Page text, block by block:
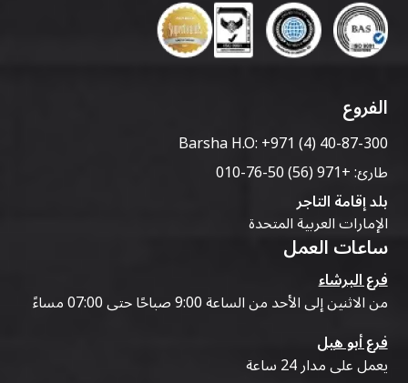
الفروع
Barsha H.O:+971 (4) 40-87-300
طارئ:+971 (56) 50-76-010
بلد إقامة التاجر
الإمارات العربية المتحدة
ساعات العمل
فرع البرشاء
من الاثنين إلى الأحد من الساعة 9:00 صباحًا حتى 07:00 مساءً
فرع أبو هيل
يعمل على مدار 24 ساعة